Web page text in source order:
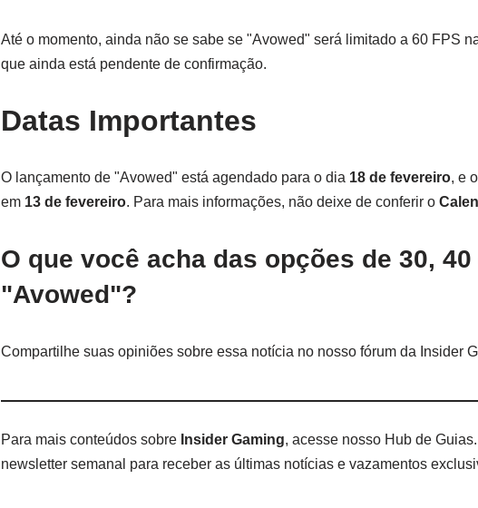
Até o momento, ainda não se sabe se "Avowed" será limitado a 60 FPS
que ainda está pendente de confirmação.
Datas Importantes
O lançamento de "Avowed" está agendado para o dia 18 de fevereiro, e
em 13 de fevereiro. Para mais informações, não deixe de conferir o
O que você acha das opções de 30, 40
"Avowed"?
Compartilhe suas opiniões sobre essa notícia no nosso fórum da Insider
Para mais conteúdos sobre Insider Gaming, acesse nosso Hub de
newsletter semanal para receber as últimas notícias e vazamentos